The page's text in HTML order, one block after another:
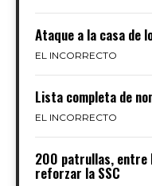
Ataque a la casa de
EL INCORRECTO
Lista completa de
EL INCORRECTO
200 patrullas, entre
reforzar la SSC